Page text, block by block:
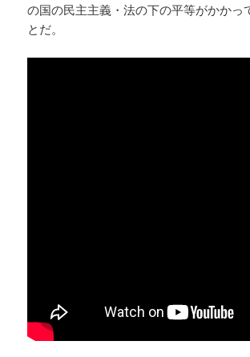
の国の民主主義・法の下の平等がかかっ
とだ。